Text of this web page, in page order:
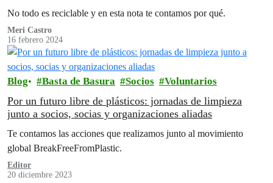
No todo es reciclable y en esta nota te contamos por qué.
Meri Castro
16 febrero 2024
Blog Basta de Basura Socios Voluntarios
Por un futuro libre de plásticos: jornadas de limpieza
junto a socios, socias y organizaciones aliadas
Te contamos las acciones que realizamos junto al movimiento
global BreakFreeFromPlastic.
Editor
20 diciembre 2023